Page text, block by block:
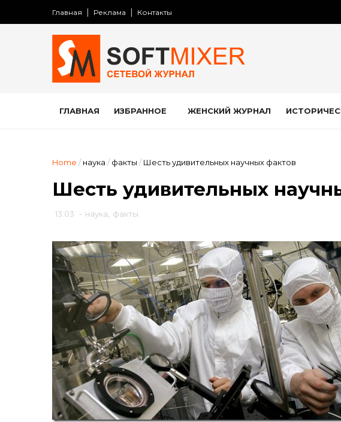
Главная Реклама Контакты
ГЛАВНАЯ ИЗБРАННОЕ ЖЕНСКИЙ ЖУРНАЛ
Home / наука / факты / Шесть удивительных научных фактов
Шесть удивительных
13:03 - наука факты